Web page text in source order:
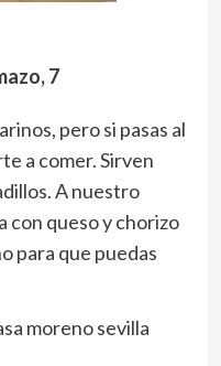
7
pero si pasas al
a comer. Sirven
A nuestro
con queso y chorizo
para que puedas